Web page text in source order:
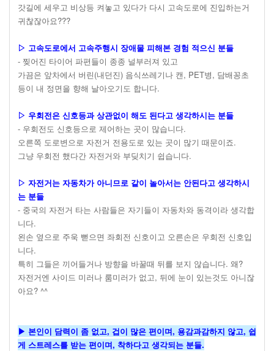
갓길에 세우고 비상등 켜놓고 있다가 다시 고속도로에 진입하는거
귀찮잖아요???
▷ 고속도로에서 고속주행시 장애물 피해본 경험 적으신 분들
- 찢어진 타이어 파편들이 종종 널부러져 있고
가끔은 앞차에서 버린(내던진) 음식쓰레기나 캔, PET병, 담배꽁초
등이 내 정면을 향해 날아오기도 합니다.
▷ 우회전은 신호등과 상관없이 해도 된다고 생각하시는 분들
- 우회전도 신호등으로 제어하는 곳이 많습니다.
오른쪽 도로변으로 자전거 전용도로 있는 곳이 많기 때문이죠.
그냥 우회전 했다간 자전거와 부딪치기 쉽습니다.
▷ 자전거는 자동차가 아니므로 같이 놀아서는 안된다고 생각하시
는 분들
- 중국의 자전거 타는 사람들은 자기들이 자동차와 동격이라 생각합
니다.
왼손 옆으로 주욱 뻗으면 좌회전 신호이고 오른손은 우회전 신호입
니다.
특히 그들은 끼어들거나 방향을 바꿀때 뒤를 보지 않습니다. 왜?
자전거엔 사이드 미러나 룸미러가 없고, 뒤에 눈이 있는것도 아니잖
아요? ^^
▶ 본인이 담력이 좀 없고, 겁이 많은 편이며, 용감과감하지 않고, 쉽
게 스트레스를 받는 편이며, 착하다고 생각되는 분들.